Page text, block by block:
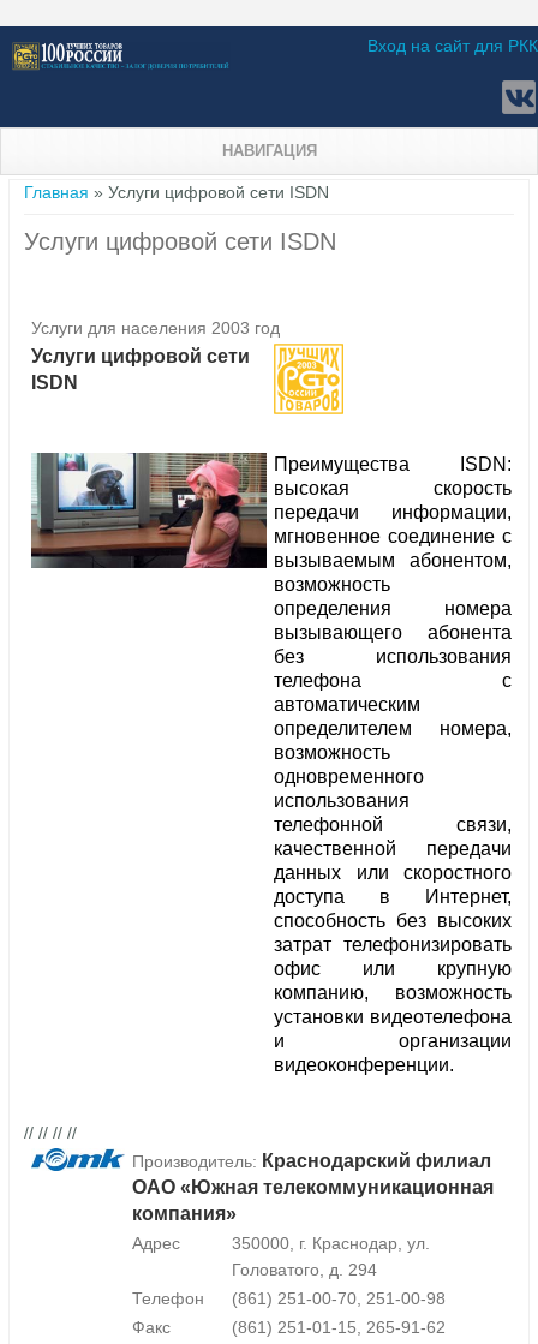
Вход на сайт для РКК
НАВИГАЦИЯ
Вы здесь
Главная » Услуги цифровой сети ISDN
Услуги цифровой сети ISDN
Услуги для населения 2003 год
Услуги цифровой сети
ISDN
Преимущества ISDN:
высокая скорость
передачи информации,
мгновенное соединение с
вызываемым абонентом,
возможность
определения номера
вызывающего абонента
без использования
телефона с
автоматическим
определителем номера,
возможность
одновременного
использования
телефонной связи,
качественной передачи
данных или скоростного
доступа в Интернет,
способность без высоких
затрат телефонизировать
офис или крупную
компанию, возможность
установки видеотелефона
и организации
видеоконференции.
// // // //
Производитель: Краснодарский филиал
ОАО «Южная телекоммуникационная
компания»
Адрес
350000, г. Краснодар, ул.
Головатого, д. 294
Телефон
(861) 251-00-70, 251-00-98
Факс
(861) 251-01-15, 265-91-62